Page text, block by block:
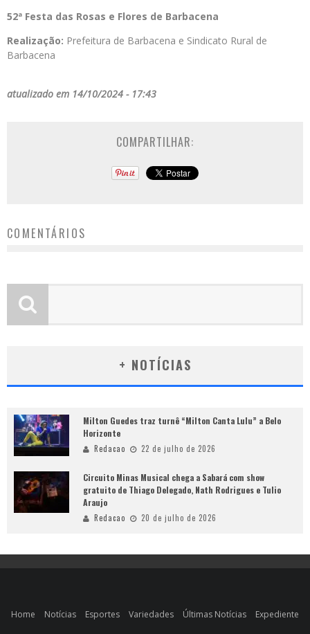
52ª Festa das Rosas e Flores de Barbacena
Realização: Prefeitura de Barbacena e Sindicato Rural de
Barbacena
atualizado em 14/10/2024 - 17:43
COMPARTILHAR:
COMENTÁRIOS
+ NOTÍCIAS
Milton Guedes traz turnê “Milton Canta Lulu” a Belo
Horizonte
Redacao 22 de julho de 2026
Circuito Minas Musical chega a Sabará com show
gratuito de Thiago Delegado, Nath Rodrigues e Tulio
Araujo
Redacao 20 de julho de 2026
Home Notícias Esportes Variedades Últimas Notícias Expediente